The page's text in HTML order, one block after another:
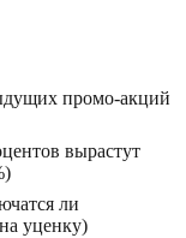
промо-акций
вырастут
ли
уценку)